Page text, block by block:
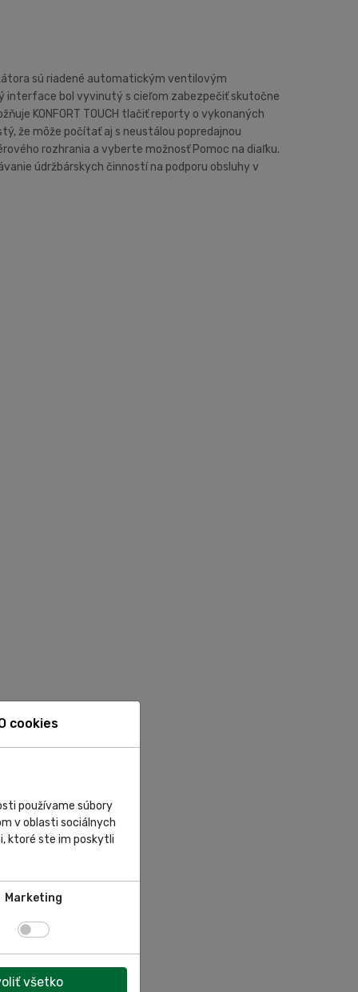
sú riadené automatickým ventilovým
interface bol vyvinutý s cieľom zabezpečiť skutočne
KONFORT TOUCH tlačiť reporty o vykonaných
že môže počítať aj s neustálou popredajnou
rozhrania a vyberte možnosť Pomoc na diaľku.
údržbárskych činností na podporu obsluhy v
cookies
používame súbory
v oblasti sociálnych
ktoré ste im poskytli
Marketing
všetko